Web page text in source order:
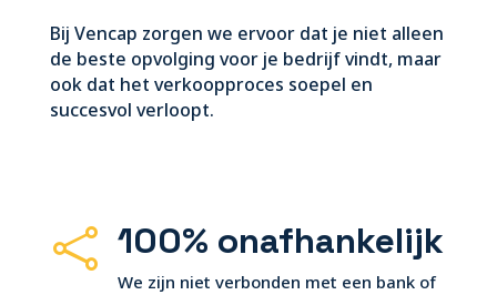
Bij Vencap zorgen we ervoor dat je niet alleen
de beste opvolging voor je bedrijf vindt, maar
ook dat het verkoopproces soepel en
succesvol verloopt.
 100% onafhankelijk
We zijn niet verbonden met een bank of